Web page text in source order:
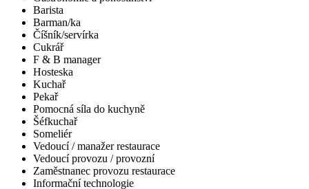
Barista
Barman/ka
Číšník/servírka
Cukrář
F & B manager
Hosteska
Kuchař
Pekař
Pomocná síla do kuchyně
Šéfkuchař
Someliér
Vedoucí / manažer restaurace
Vedoucí provozu / provozní
Zaměstnanec provozu restaurace
Informační technologie